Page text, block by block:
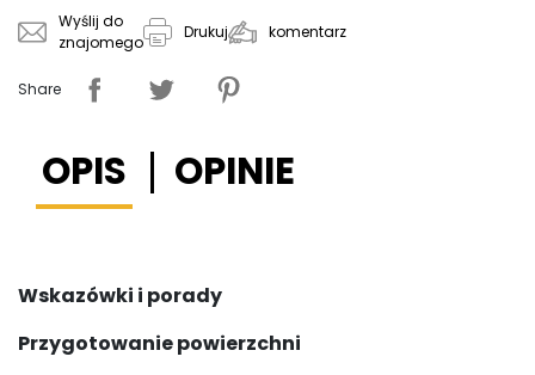
Wyślij do
znajomego
Drukuj komentarz
Share
OPIS OPINIE
Wskazówki i porady
Przygotowanie powierzchni